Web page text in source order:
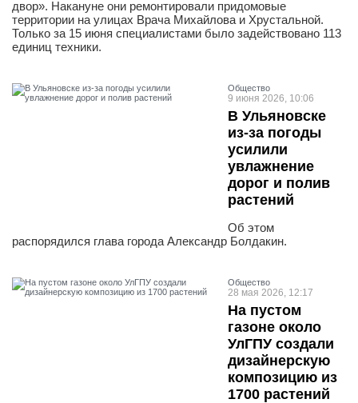
двор». Накануне они ремонтировали придомовые
территории на улицах Врача Михайлова и Хрустальной.
Только за 15 июня специалистами было задействовано 113
единиц техники.
Общество
9 июня 2026, 10:06
В Ульяновске
из-за погоды
усилили
увлажнение
дорог и полив
растений
Об этом
распорядился глава города Александр Болдакин.
Общество
28 мая 2026, 12:17
На пустом
газоне около
УлГПУ создали
дизайнерскую
композицию из
1700 растений